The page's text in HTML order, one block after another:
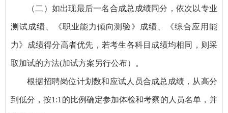
（二）如出现最后一名合成总成绩同分，依次以专业
测试成绩、《职业能力倾向测验》成绩、《综合应用能
力》成绩得分高者优先，若考生各科目成绩均相同，则采
取加试的方法(加试方案另行公布）。
根据招聘岗位计划数和应试人员合成总成绩，从高分
到低分，按1:1的比例确定参加体检和考察的人员名单，并